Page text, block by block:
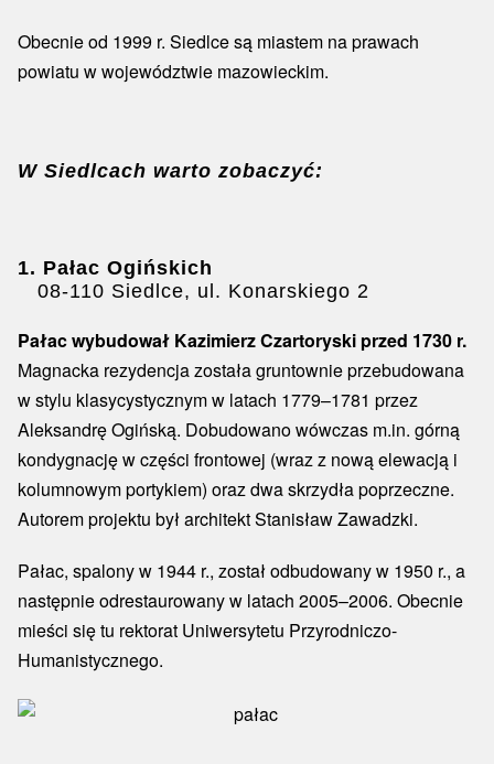
Obecnie od 1999 r. Siedlce są miastem na prawach
powiatu w województwie mazowieckim.
W Siedlcach warto zobaczyć:
1. Pałac Ogińskich
08-110 Siedlce, ul. Konarskiego 2
Pałac wybudował Kazimierz Czartoryski przed 1730 r.
Magnacka rezydencja została gruntownie przebudowana
w stylu klasycystycznym w latach 1779–1781 przez
Aleksandrę Ogińską. Dobudowano wówczas m.in. górną
kondygnację w części frontowej (wraz z nową elewacją i
kolumnowym portykiem) oraz dwa skrzydła poprzeczne.
Autorem projektu był architekt Stanisław Zawadzki.
Pałac, spalony w 1944 r., został odbudowany w 1950 r., a
następnie odrestaurowany w latach 2005–2006. Obecnie
mieści się tu rektorat Uniwersytetu Przyrodniczo-
Humanistycznego.